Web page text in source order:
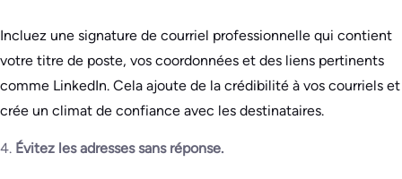
Incluez une signature de courriel professionnelle qui contient
votre titre de poste, vos coordonnées et des liens pertinents
comme LinkedIn. Cela ajoute de la crédibilité à vos courriels et
crée un climat de confiance avec les destinataires.
4. Évitez les adresses sans réponse.